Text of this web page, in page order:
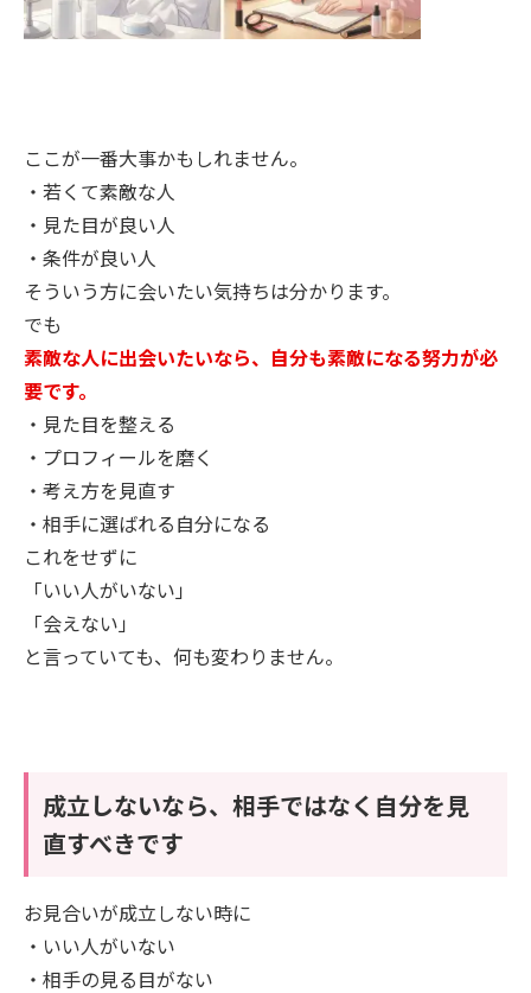
ここが一番大事かもしれません。
・若くて素敵な人
・見た目が良い人
・条件が良い人
そういう方に会いたい気持ちは分かります。
でも
素敵な人に出会いたいなら、自分も素敵になる努力が必
要です。
・見た目を整える
・プロフィールを磨く
・考え方を見直す
・相手に選ばれる自分になる
これをせずに
「いい人がいない」
「会えない」
と言っていても、何も変わりません。
成立しないなら、相手ではなく自分を見
直すべきです
お見合いが成立しない時に
・いい人がいない
・相手の見る目がない